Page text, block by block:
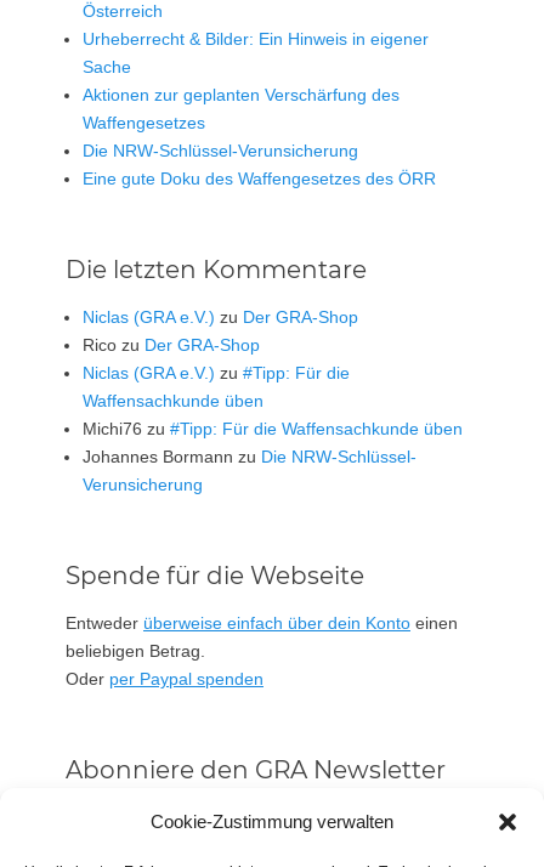
Cookie-Zustimmung verwalten
Österreich
Urheberrecht & Bilder: Ein Hinweis in eigener
Sache
Aktionen zur geplanten Verschärfung des
Waffengesetzes
Die NRW-Schlüssel-Verunsicherung
Eine gute Doku des Waffengesetzes des ÖRR
Die letzten Kommentare
Niclas (GRA e.V.) zu Der GRA-Shop
Rico zu Der GRA-Shop
Niclas (GRA e.V.) zu #Tipp: Für die
Waffensachkunde üben
Michi76 zu #Tipp: Für die Waffensachkunde üben
Johannes Bormann zu Die NRW-Schlüssel-
Verunsicherung
Spende für die Webseite
Entweder überweise einfach über dein Konto einen
beliebigen Betrag.
Oder per Paypal spenden
Abonniere den GRA Newsletter
Vorname oder ganzer Name